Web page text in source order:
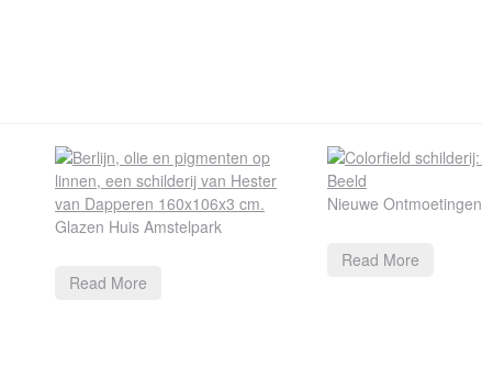
Glazen Huis Amstelpark
Read More
Nieuwe Ontmoetingen
Read More